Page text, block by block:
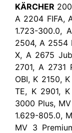
KÄRCHER
A 2204 FIFA,
1.723-300.0,
2504, A 2554
X, A 2675
2701, A 2731
OBI, K 2150,
TE, K 2901,
3000 Plus,
1.629-805.0,
MV 3